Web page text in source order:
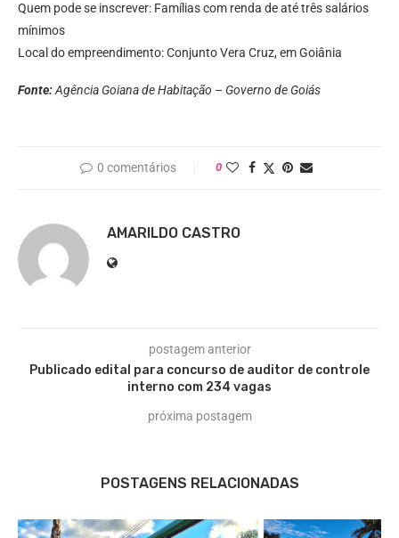
Quem pode se inscrever: Famílias com renda de até três salários
mínimos
Local do empreendimento: Conjunto Vera Cruz, em Goiânia
Fonte:Agência Goiana de Habitação – Governo de Goiás
0 comentários 0
AMARILDO CASTRO
postagem anterior
Publicado edital para concurso de auditor de controle
interno com 234 vagas
próxima postagem
POSTAGENS RELACIONADAS